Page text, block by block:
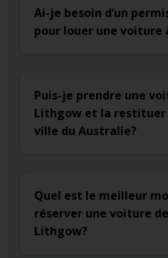
Ai-je besoin d’un
pour louer une voiture
Puis-je prendre une
Lithgow et la restituer
ville du Australie?
Quel est le meilleur
réserver une voiture
Lithgow?